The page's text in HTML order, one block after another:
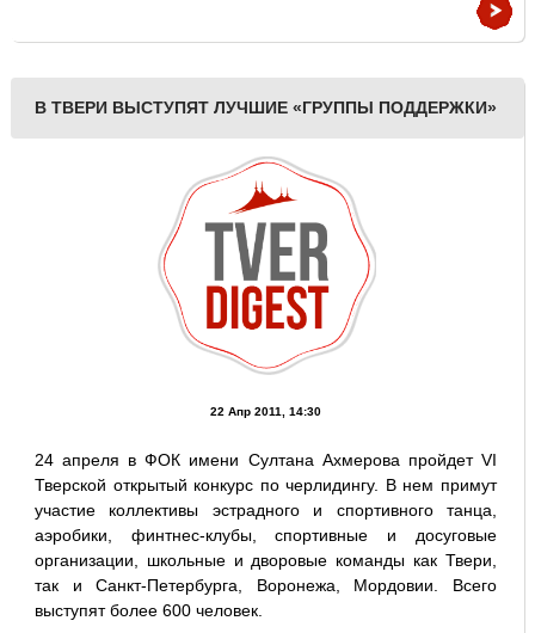
В ТВЕРИ ВЫСТУПЯТ ЛУЧШИЕ «ГРУППЫ ПОДДЕРЖКИ»
22 Апр 2011, 14:30
24 апреля в ФОК имени Султана Ахмерова пройдет VI
Тверской открытый конкурс по черлидингу. В нем примут
участие коллективы эстрадного и спортивного танца,
аэробики, финтнес-клубы, спортивные и досуговые
организации, школьные и дворовые команды как Твери,
так и Санкт-Петербурга, Воронежа, Мордовии. Всего
выступят более 600 человек.